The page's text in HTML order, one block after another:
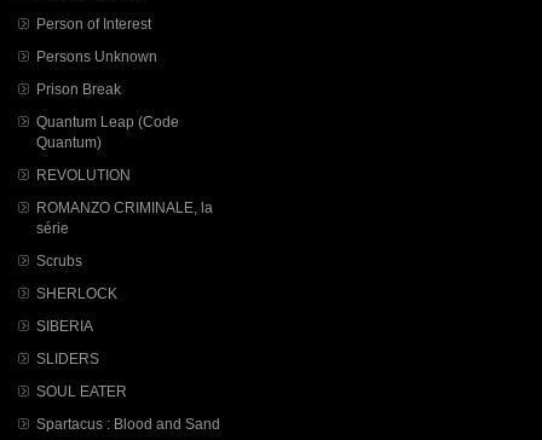
Person of Interest
Persons Unknown
Prison Break
Quantum Leap (Code
Quantum)
REVOLUTION
ROMANZO CRIMINALE, la
série
Scrubs
SHERLOCK
SIBERIA
SLIDERS
SOUL EATER
Spartacus : Blood and Sand